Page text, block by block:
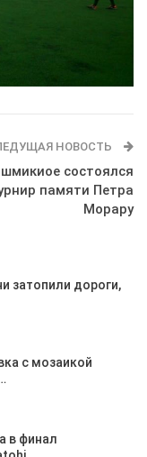
НОВОСТЬ
состоялся
памяти Петра
Морару
затопили дороги,
с мозаикой
в финал